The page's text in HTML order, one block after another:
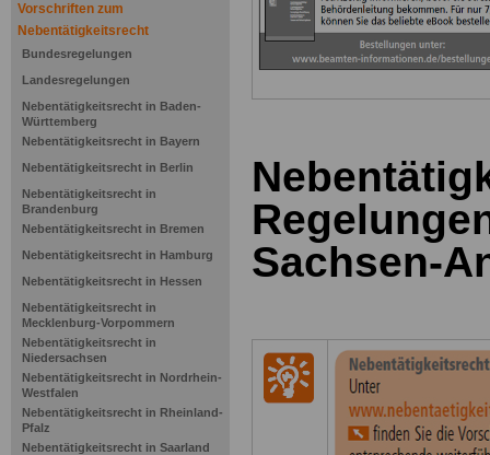
Vorschriften zum
Nebentätigkeitsrecht
Bundesregelungen
Landesregelungen
Nebentätigkeitsrecht in Baden-
Württemberg
Nebentätigkeitsrecht in Bayern
Nebentätigkeitsrecht in Berlin
Nebentätigkeitsrecht in
Brandenburg
Nebentätigkeitsrecht in Bremen
Nebentätigkeitsrecht in Hamburg
Nebentätigkeitsrecht in Hessen
Nebentätigkeitsrecht in
Mecklenburg-Vorpommern
Nebentätigkeitsrecht in
Niedersachsen
Nebentätigkeitsrecht in Nordrhein-
Westfalen
Nebentätigkeitsrecht in Rheinland-
Pfalz
Nebentätigkeitsrecht in Saarland
Sachsen-